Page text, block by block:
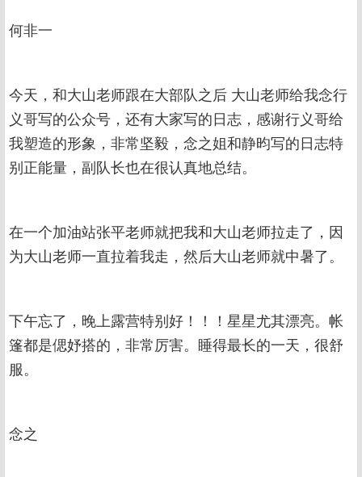
何非一
今天，和大山老师跟在大部队之后 大山老师给我念行
义哥写的公众号，还有大家写的日志，感谢行义哥给
我塑造的形象，非常坚毅，念之姐和静昀写的日志特
别正能量，副队长也在很认真地总结。
在一个加油站张平老师就把我和大山老师拉走了，因
为大山老师一直拉着我走，然后大山老师就中暑了。
下午忘了，晚上露营特别好！！！星星尤其漂亮。帐
篷都是偲妤搭的，非常厉害。睡得最长的一天，很舒
服。
念之